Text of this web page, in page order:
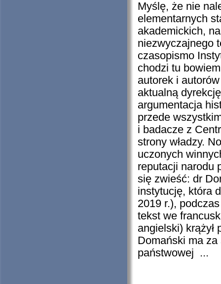
Myślę, że nie
elementarnych
akademickich,
niezwyczajnego
czasopismo
chodzi tu
autorek i
aktualną
argumentacja
przede
i badacze z
strony władzy.
uczonych
reputacji narodu
się zwieść: dr
instytucję, która
2019 r.),
tekst we
angielski) krążył
Domański ma
państwowej ...